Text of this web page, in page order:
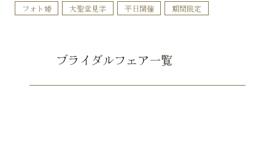
フォト婚 大聖堂見学 平日開催 期間限定
ブライダルフェア一覧